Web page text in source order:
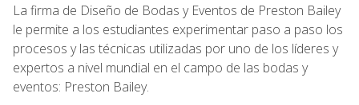
La firma de Diseño de Bodas y Eventos de Preston Bailey
le permite a los estudiantes experimentar paso a paso los
procesos y las técnicas utilizadas por uno de los líderes y
expertos a nivel mundial en el campo de las bodas y
eventos: Preston Bailey.